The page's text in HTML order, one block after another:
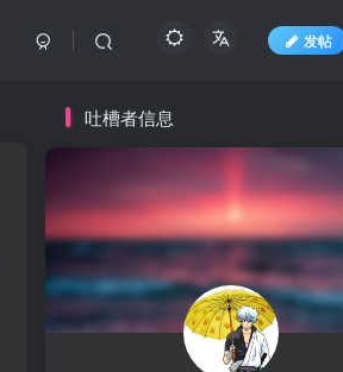
发帖
吐槽者信息